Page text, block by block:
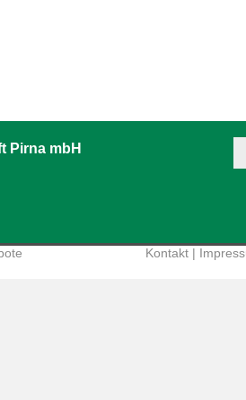
Pirna mbH
Kontakt |